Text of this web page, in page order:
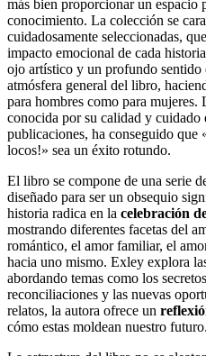
más bien proporcionar un espacio
conocimiento. La colección se
cuidadosamente seleccionadas,
impacto emocional de cada
ojo artístico y un profundo
atmósfera general del libro,
para hombres como para
conocida por su calidad y cuidado
publicaciones, ha conseguido que
locos!» sea un éxito rotundo.
El libro se compone de una serie
diseñado para ser un obsequio
historia radica en la celebración
mostrando diferentes facetas del
romántico, el amor familiar, el
hacia uno mismo. Exley explora
abordando temas como los
reconciliaciones y las nuevas
relatos, la autora ofrece un
cómo estas moldean nuestro futuro.